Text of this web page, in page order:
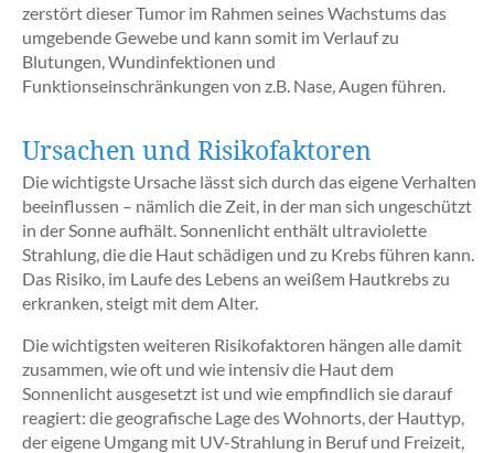
zerstört dieser Tumor im Rahmen seines Wachstums das
umgebende Gewebe und kann somit im Verlauf zu
Blutungen, Wundinfektionen und
Funktionseinschränkungen von z.B. Nase, Augen führen.
Ursachen und Risikofaktoren
Die wichtigste Ursache lässt sich durch das eigene Verhalten
beeinflussen – nämlich die Zeit, in der man sich ungeschützt
in der Sonne aufhält. Sonnenlicht enthält ultraviolette
Strahlung, die die Haut schädigen und zu Krebs führen kann.
Das Risiko, im Laufe des Lebens an weißem Hautkrebs zu
erkranken, steigt mit dem Alter.
Die wichtigsten weiteren Risikofaktoren hängen alle damit
zusammen, wie oft und wie intensiv die Haut dem
Sonnenlicht ausgesetzt ist und wie empfindlich sie darauf
reagiert: die geografische Lage des Wohnorts, der Hauttyp,
der eigene Umgang mit UV-Strahlung in Beruf und Freizeit,